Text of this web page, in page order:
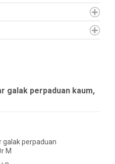
galak perpaduan kaum,
galak perpaduan
M